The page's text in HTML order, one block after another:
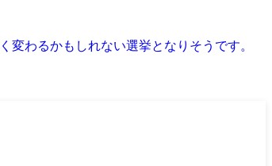
わるかもしれない選挙となりそうです。